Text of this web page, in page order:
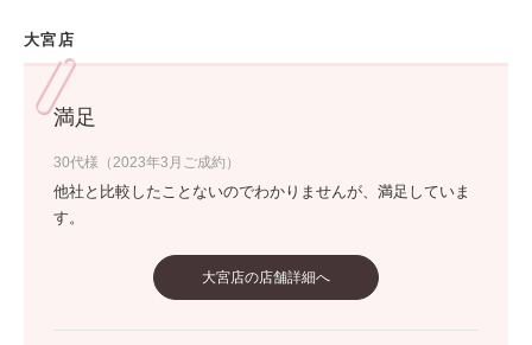
大宮店
満足
30代様（2023年3月ご成約）
他社と比較したことないのでわかりませんが、満足していま
す。
大宮店の店舗詳細へ